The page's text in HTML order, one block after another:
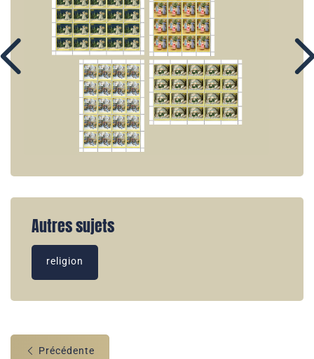
Autres sujets
religion
Précédente